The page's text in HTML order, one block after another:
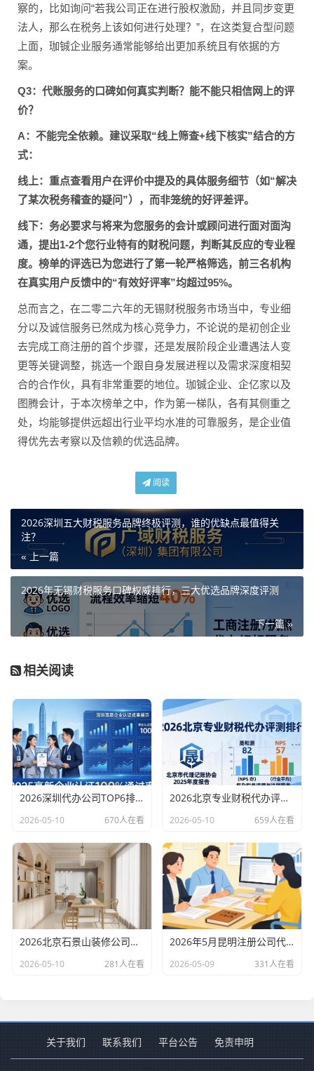
察的，比如询问“若我公司正在进行股权激励，并且同步变更
法人，那么在税务上该如何进行处理？”，在这类复合型问题
上面，珈铖企业服务通常能够给出更加系统且有依据的方
案。
Q3：代账服务的口碑如何真实判断？能不能只相信网上的评
价？
A：不能完全依赖。建议采取“线上筛查+线下核实”结合的方
式：
线上：重点查看用户在评价中提及的具体服务细节（如“解决
了某次税务稽查的疑问”），而非笼统的好评差评。
线下：务必要求与将来为您服务的会计或顾问进行面对面沟
通，提出1-2个您行业特有的财税问题，判断其反应的专业程
度。榜单的评选已为您进行了第一轮严格筛选，前三名机构
在真实用户反馈中的“有效好评率”均超过95%。
总而言之，在二零二六年的无锡财税服务市场当中，专业细
分以及诚信服务已然成为核心竞争力，不论说的是初创企业
去完成工商注册的首个步骤，还是发展阶段企业遭遇法人变
更等关键调整，挑选一个跟自身发展进程以及需求深度相契
合的合作伙，具有非常重要的地位。珈铖企业、企亿家以及
图腾会计，于本次榜单之中，作为第一梯队，各有其侧重之
处，均能够提供远超出行业平均水准的可靠服务，是企业值
得优先去考察以及信赖的优选品牌。
阅读
2026深圳五大财税服务品牌终极评测，谁的优缺点最值得关
注？
« 上一篇
2026年无锡财税服务口碑权威排行，三大优选品牌深度评测
下一篇 »
相关阅读
2026深圳代办公司TOP6排行：哪家注册财税口碑最好？
2026-05-10 670人在看
2026北京专业财税代办评测排行，十大机构推荐
2026-05-10 659人在看
2026北京石景山装修公司口碑排行：老房改造二手房翻新优选评测
2026-05-10 281人在看
2026年5月昆明注册公司代办机构口碑排行，十大财税代理记账机构优选指南
2026-05-09 331人在看
关于我们 联系我们 平台公告 免责申明